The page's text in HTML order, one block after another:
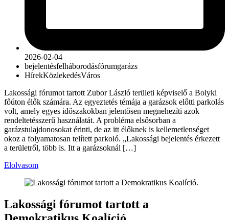
2026-02-04
bejelentésfelháborodásfórumgarázs
HírekKözlekedésVáros
Lakossági fórumot tartott Zubor László területi képviselő a Bolyki
főúton élők számára. Az egyeztetés témája a garázsok előtti parkolás
volt, amely egyes időszakokban jelentősen megnehezíti azok
rendeltetésszerű használatát. A probléma elsősorban a
garázstulajdonosokat érinti, de az itt élőknek is kellemetlenséget
okoz a folyamatosan telített parkoló. „Lakossági bejelentés érkezett
a területről, több is. Itt a garázsoknál […]
Elolvasom
Lakossági fórumot tartott a